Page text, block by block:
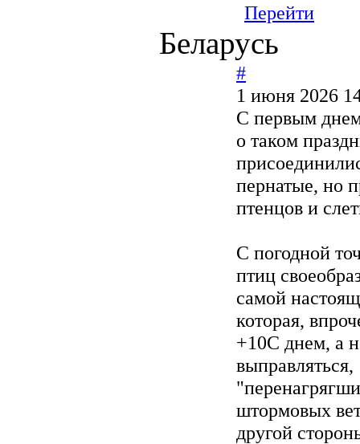
Перейти
Беларусь
#
1 июня 2026
C первым
о таком
пернатые, но
птенцов и
С погодной
птиц
самой
которая,
+10С днем, а
штормовых
другой